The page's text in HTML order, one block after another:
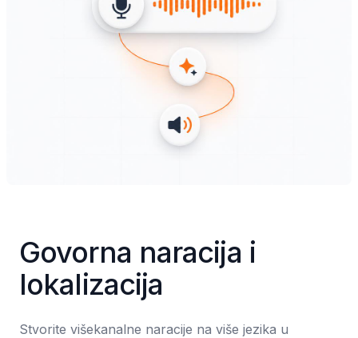
Govorna naracija i
lokalizacija
Stvorite višekanalne naracije na više jezika u